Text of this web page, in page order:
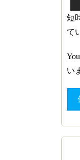
短
て
い